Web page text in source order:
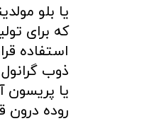
یا بلو
استفاده
ذوب
یا
روده درون